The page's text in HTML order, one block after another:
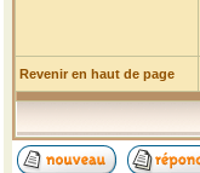
Revenir en haut de page